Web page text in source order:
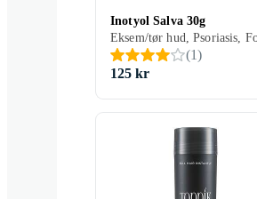
Inotyol Salva 30g
(1)
125 kr